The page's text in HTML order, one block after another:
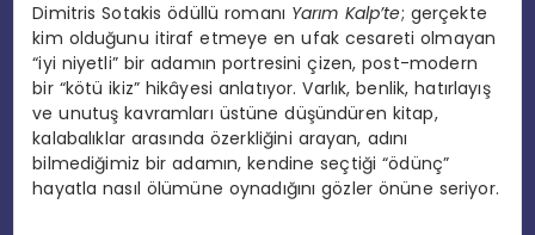
Dimitris Sotakis ödüllü romanı Yarım Kalp’te; gerçekte
kim olduğunu itiraf etmeye en ufak cesareti olmayan
“iyi niyetli” bir adamın portresini çizen, post-modern
bir “kötü ikiz” hikâyesi anlatıyor. Varlık, benlik, hatırlayış
ve unutuş kavramları üstüne düşündüren kitap,
kalabalıklar arasında özerkliğini arayan, adını
bilmediğimiz bir adamın, kendine seçtiği “ödünç”
hayatla nasıl ölümüne oynadığını gözler önüne seriyor.